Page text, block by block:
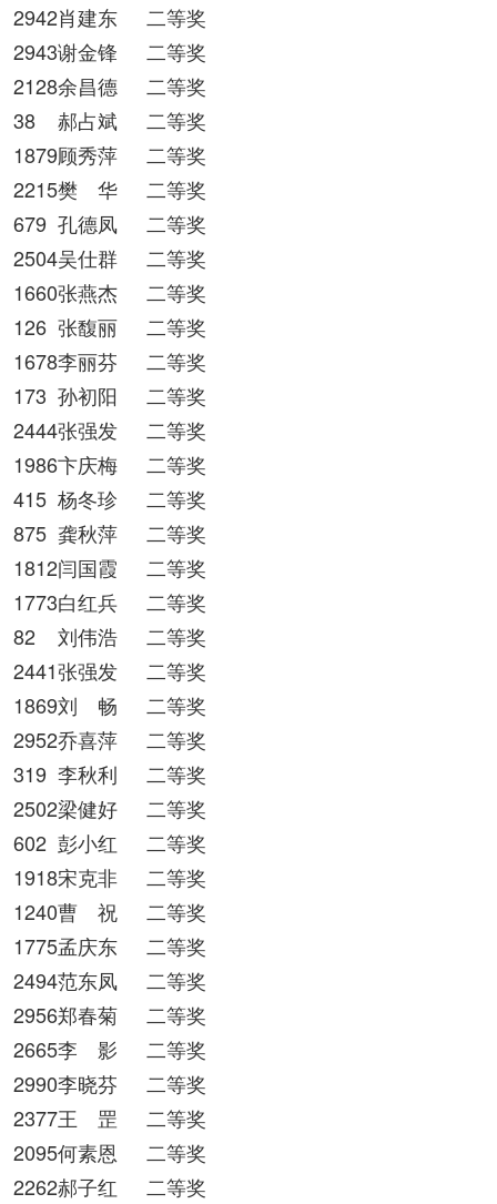
2942肖建东
二等奖
2943谢金锋
二等奖
2128余昌德
二等奖
38
郝占斌
二等奖
1879顾秀萍
二等奖
2215樊 华
二等奖
679 孔德凤
二等奖
2504吴仕群
二等奖
1660张燕杰
二等奖
126 张馥丽
二等奖
1678李丽芬
二等奖
173 孙初阳
二等奖
2444张强发
二等奖
1986卞庆梅
二等奖
415 杨冬珍
二等奖
875 龚秋萍
二等奖
1812闫国霞
二等奖
1773白红兵
二等奖
82
刘伟浩
二等奖
2441张强发
二等奖
1869刘 畅
二等奖
2952乔喜萍
二等奖
319 李秋利
二等奖
2502梁健好
二等奖
602 彭小红
二等奖
1918宋克非
二等奖
1240曹 祝
二等奖
1775孟庆东
二等奖
2494范东凤
二等奖
2956郑春菊
二等奖
2665李 影
二等奖
2990李晓芬
二等奖
2377王 罡
二等奖
2095何素恩
二等奖
2262郝子红
二等奖